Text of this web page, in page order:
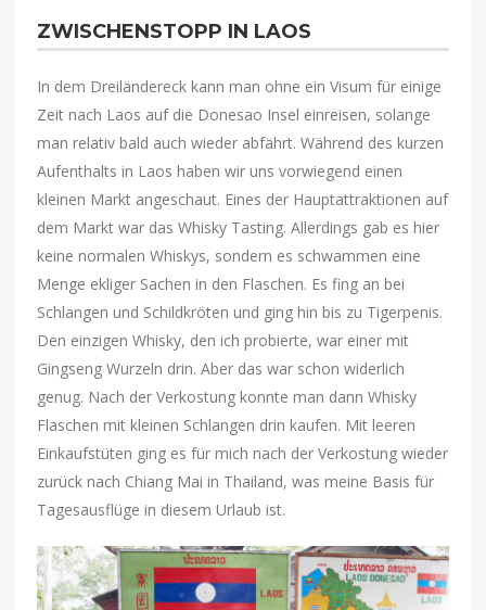
ZWISCHENSTOPP IN LAOS
In dem Dreiländereck kann man ohne ein Visum für einige
Zeit nach Laos auf die Donesao Insel einreisen, solange
man relativ bald auch wieder abfährt. Während des kurzen
Aufenthalts in Laos haben wir uns vorwiegend einen
kleinen Markt angeschaut. Eines der Hauptattraktionen auf
dem Markt war das Whisky Tasting. Allerdings gab es hier
keine normalen Whiskys, sondern es schwammen eine
Menge ekliger Sachen in den Flaschen. Es fing an bei
Schlangen und Schildkröten und ging hin bis zu Tigerpenis.
Den einzigen Whisky, den ich probierte, war einer mit
Gingseng Wurzeln drin. Aber das war schon widerlich
genug. Nach der Verkostung konnte man dann Whisky
Flaschen mit kleinen Schlangen drin kaufen. Mit leeren
Einkaufstüten ging es für mich nach der Verkostung wieder
zurück nach Chiang Mai in Thailand, was meine Basis für
Tagesausflüge in diesem Urlaub ist.